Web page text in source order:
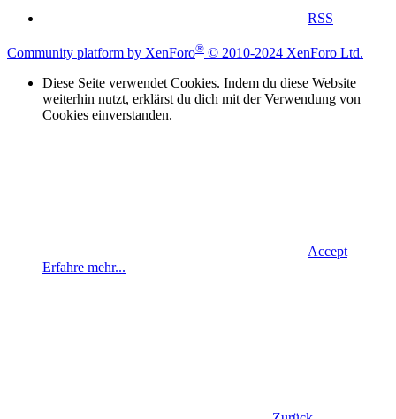
RSS
Community platform by XenForo® © 2010-2024 XenForo Ltd.
Diese Seite verwendet Cookies. Indem du diese Website
weiterhin nutzt, erklärst du dich mit der Verwendung von
Cookies einverstanden.
Accept
Erfahre mehr...